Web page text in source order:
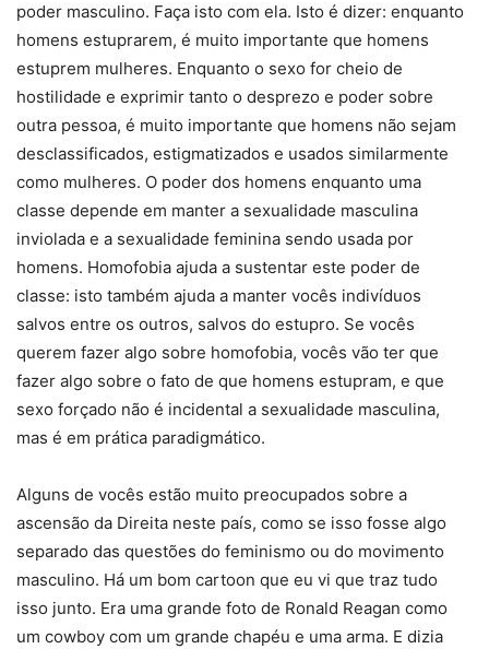
poder masculino. Faça isto com ela. Isto é dizer: enquanto
homens estuprarem, é muito importante que homens
estuprem mulheres. Enquanto o sexo for cheio de
hostilidade e exprimir tanto o desprezo e poder sobre
outra pessoa, é muito importante que homens não sejam
desclassificados, estigmatizados e usados similarmente
como mulheres. O poder dos homens enquanto uma
classe depende em manter a sexualidade masculina
inviolada e a sexualidade feminina sendo usada por
homens. Homofobia ajuda a sustentar este poder de
classe: isto também ajuda a manter vocês indivíduos
salvos entre os outros, salvos do estupro. Se vocês
querem fazer algo sobre homofobia, vocês vão ter que
fazer algo sobre o fato de que homens estupram, e que
sexo forçado não é incidental a sexualidade masculina,
mas é em prática paradigmático.
Alguns de vocês estão muito preocupados sobre a
ascensão da Direita neste país, como se isso fosse algo
separado das questões do feminismo ou do movimento
masculino. Há um bom cartoon que eu vi que traz tudo
isso junto. Era uma grande foto de Ronald Reagan como
um cowboy com um grande chapéu e uma arma. E dizia